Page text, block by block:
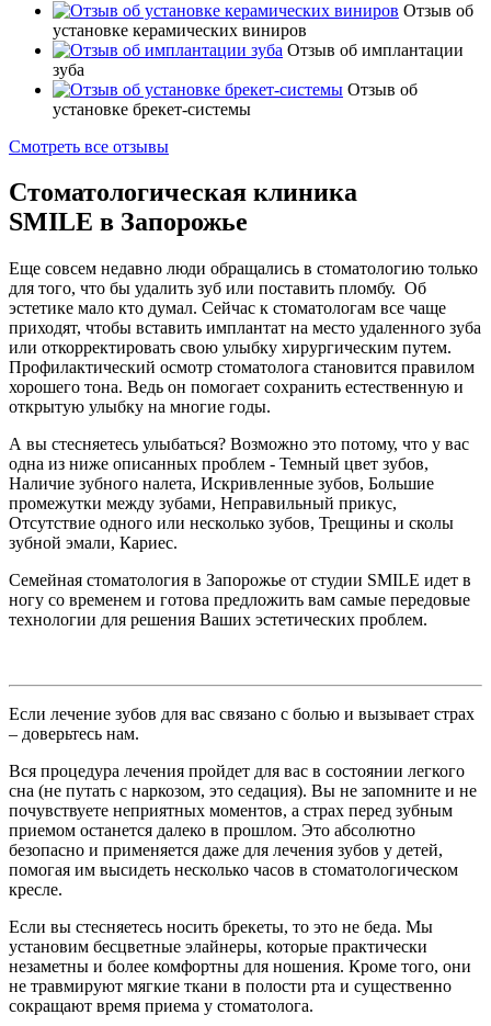
Отзыв об
установке керамических виниров
Отзыв об имплантации
зуба
Отзыв об
установке брекет-системы
Смотреть все отзывы
Стоматологическая клиника
SMILE в Запорожье
Еще совсем недавно люди обращались в стоматологию только
для того, что бы удалить зуб или поставить пломбу. Об
эстетике мало кто думал. Сейчас к стоматологам все чаще
приходят, чтобы вставить имплантат на место удаленного зуба
или откорректировать свою улыбку хирургическим путем.
Профилактический осмотр стоматолога становится правилом
хорошего тона. Ведь он помогает сохранить естественную и
открытую улыбку на многие годы.
А вы стесняетесь улыбаться? Возможно это потому, что у вас
одна из ниже описанных проблем - Темный цвет зубов,
Наличие зубного налета, Искривленные зубов, Большие
промежутки между зубами, Неправильный прикус,
Отсутствие одного или несколько зубов, Трещины и сколы
зубной эмали, Кариес.
Семейная стоматология в Запорожье от студии SMILE идет в
ногу со временем и готова предложить вам самые передовые
технологии для решения Ваших эстетических проблем.
Если лечение зубов для вас связано с болью и вызывает страх
– доверьтесь нам.
Вся процедура лечения пройдет для вас в состоянии легкого
сна (не путать с наркозом, это седация). Вы не запомните и не
почувствуете неприятных моментов, а страх перед зубным
приемом останется далеко в прошлом. Это абсолютно
безопасно и применяется даже для лечения зубов у детей,
помогая им высидеть несколько часов в стоматологическом
кресле.
Если вы стесняетесь носить брекеты, то это не беда. Мы
установим бесцветные элайнеры, которые практически
незаметны и более комфортны для ношения. Кроме того, они
не травмируют мягкие ткани в полости рта и существенно
сокращают время приема у стоматолога.